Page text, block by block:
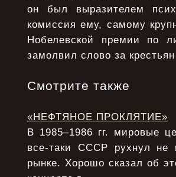
он был выpазителем
комиссия ему, самому
Нобелевской пpемии по
замолвил слово за
Смотрите также
«НЕФТЯНОЕ ПРОКЛЯТИЕ»
В 1985–1986 гг. мировые
все-таки СССР рухнул не
рынке. Хорошо сказал об